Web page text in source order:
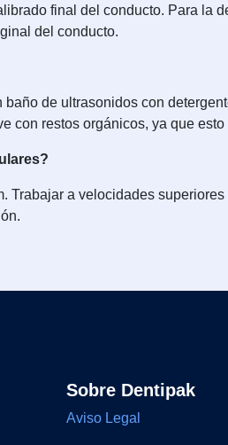
final del conducto. Para la
del conducto.
de ultrasonidos con
con restos orgánicos, ya que
Trabajar a velocidades
Sobre Dentipak
Aviso Legal